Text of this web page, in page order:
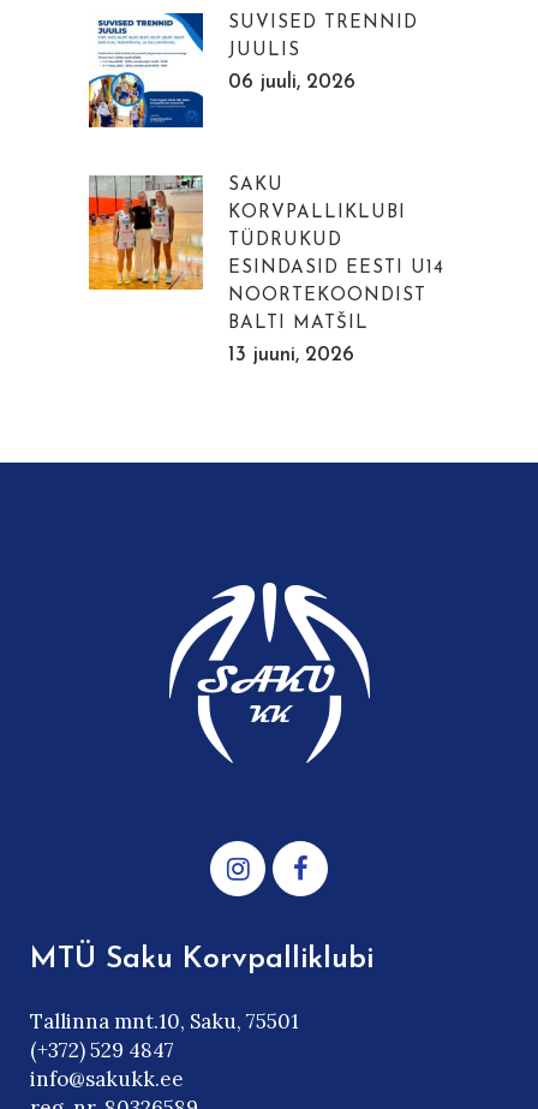
SUVISED TRENNID
JUULIS
06 juuli, 2026
SAKU
KORVPALLIKLUBI
TÜDRUKUD
ESINDASID EESTI U14
NOORTEKOONDIST
BALTI MATŠIL
13 juuni, 2026
MTÜ Saku Korvpalliklubi
Tallinna mnt.10, Saku, 75501
(+372) 529 4847
info@sakukk.ee